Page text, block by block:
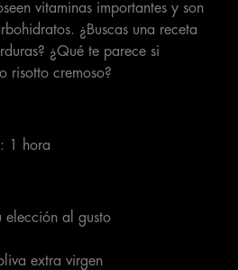
vitaminas importantes y son
¿Buscas una receta
¿Qué te parece si
risotto cremoso?
1 hora
elección al gusto
extra virgen